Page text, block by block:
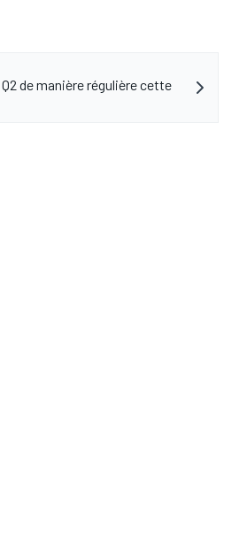
de manière régulière cette